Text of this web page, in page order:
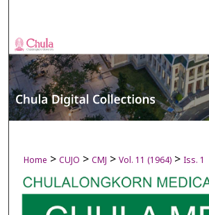
Browse
My Account
About
Digital Commons
Home > CUJO > CMJ > Vol. 11 (1964) > Iss. 1